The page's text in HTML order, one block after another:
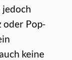
jedoch
oder Pop-
keine